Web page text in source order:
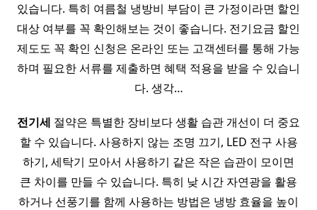
있습니다. 특히 여름철 냉방비 부담이 큰 가정이라면 할인
대상 여부를 꼭 확인해보는 것이 좋습니다. 전기요금 할인
제도도 꼭 확인 신청은 온라인 또는 고객센터를 통해 가능
하며 필요한 서류를 제출하면 혜택 적용을 받을 수 있습니
다. 생각…
전기세 절약은 특별한 장비보다 생활 습관 개선이 더 중요
할 수 있습니다. 사용하지 않는 조명 끄기, LED 전구 사용
하기, 세탁기 모아서 사용하기 같은 작은 습관이 모이면
큰 차이를 만들 수 있습니다. 특히 낮 시간 자연광을 활용
하거나 선풍기를 함께 사용하는 방법은 냉방 효율을 높이